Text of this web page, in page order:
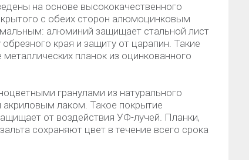
на основе высококачественного
с обеих сторон алюмоцинковым
алюминий защищает стальной лист
края и защиту от царапин. Такие
планок из оцинкованного
гранулами из натурального
лаком. Такое покрытие
от воздействия УФ-лучей. Планки,
сохраняют цвет в течение всего срока